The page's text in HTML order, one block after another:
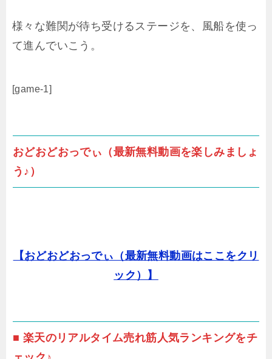
様々な難関が待ち受けるステージを、風船を使っ
て進んでいこう。
[game-1]
おどおどおっでぃ（最新無料動画を楽しみましょ
う♪）
【おどおどおっでぃ（最新無料動画はここをクリ
ック）】
■ 楽天のリアルタイム売れ筋人気ランキングをチ